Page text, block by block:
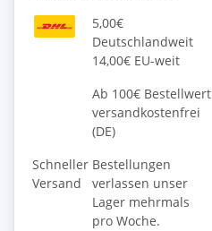
5,00€
Deutschlandweit
14,00€ EU-weit
Ab 100€ Bestellwert
versandkostenfrei
(DE)
Schneller
Versand
Bestellungen
verlassen unser
Lager mehrmals
pro Woche.